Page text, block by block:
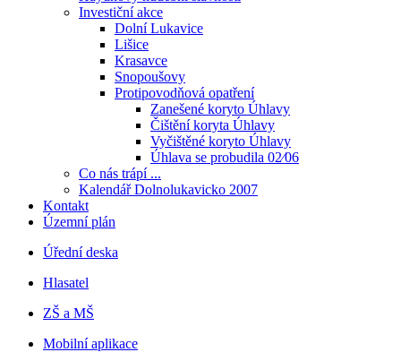
Investiční akce
Dolní Lukavice
Lišice
Krasavce
Snopoušovy
Protipovodňová opatření
Zanešené koryto Úhlavy
Čištění koryta Úhlavy
Vyčištěné koryto Úhlavy
Úhlava se probudila 02⁄06
Co nás trápí ...
Kalendář Dolnolukavicko 2007
Kontakt
Územní plán
Úřední deska
Hlasatel
ZŠ a MŠ
Mobilní aplikace